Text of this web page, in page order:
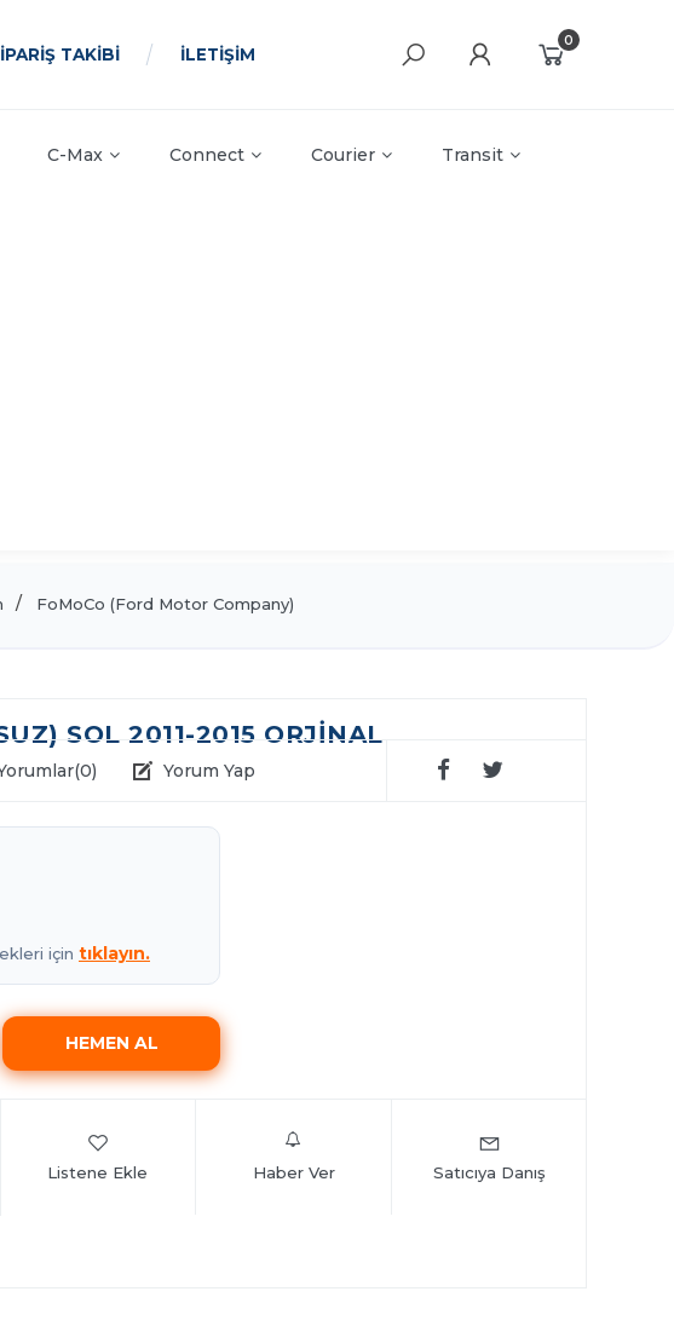
TAKİBİ İLETİŞİM
0
C-Max Connect Courier Transit
FoMoCo (Ford Motor Company)
SOL 2011-2015 ORJİNAL
(0) Yorum Yap
için tıklayın.
Listene Ekle Haber Ver Satıcıya Danış